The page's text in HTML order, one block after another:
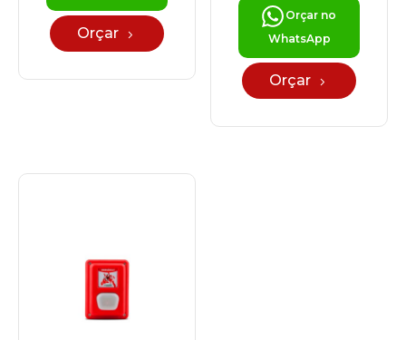
Orçar
Orçar no
WhatsApp
Orçar